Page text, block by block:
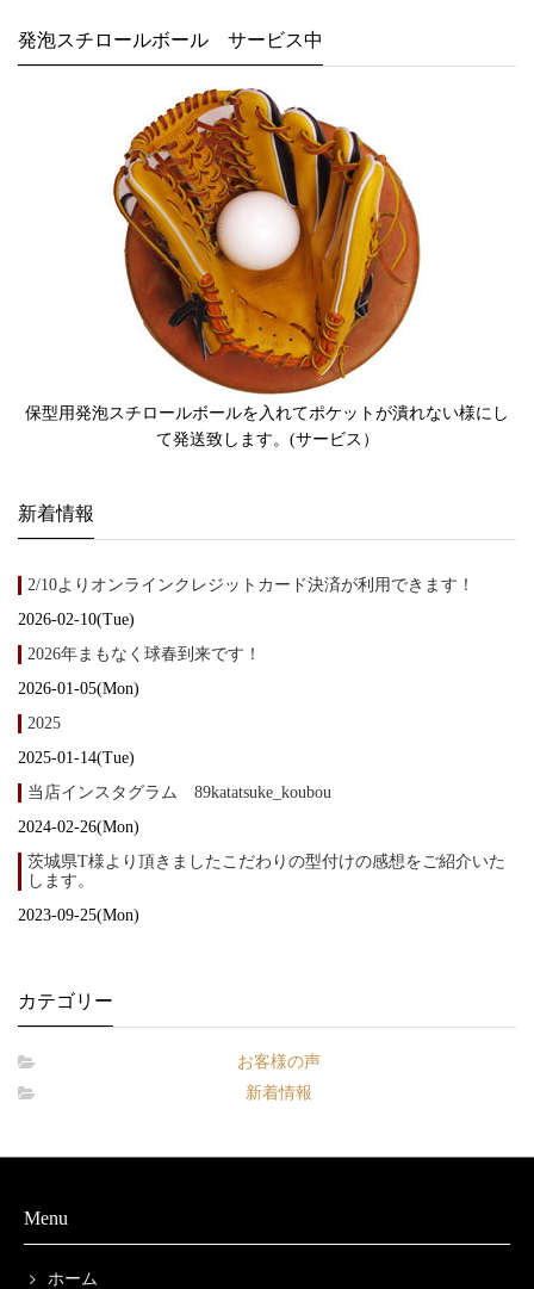
発泡スチロールボール サービス中
保型用発泡スチロールボールを入れてポケットが潰れない様にし
て発送致します。(サービス）
新着情報
2/10よりオンラインクレジットカード決済が利用できます！
2026-02-10(Tue)
2026年まもなく球春到来です！
2026-01-05(Mon)
2025
2025-01-14(Tue)
当店インスタグラム 89katatsuke_koubou
2024-02-26(Mon)
茨城県T様より頂きましたこだわりの型付けの感想をご紹介いた
します。
2023-09-25(Mon)
カテゴリー
お客様の声
新着情報
Menu
ホーム